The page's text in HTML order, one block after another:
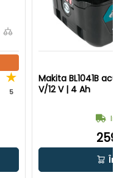
5
Makita BL1041B
V/12 V | 4 Ah
In
259
În